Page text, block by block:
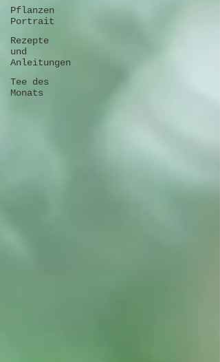
Pflanzen
Portrait
Rezepte
und
Anleitungen
Tee des
Monats